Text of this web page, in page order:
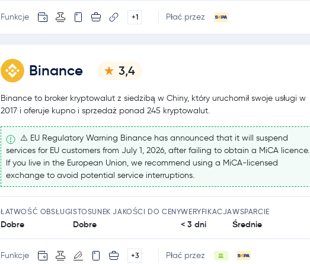
Funkcje +1 Płać przez
Binance 3,4
Binance to broker kryptowalut z siedzibą w Chiny, który uruchomił swoje usługi w
2017 i oferuje kupno i sprzedaż ponad 245 kryptowalut.
⚠️ EU Regulatory Warning Binance has announced that it will suspend
services for EU customers from July 1, 2026, after failing to obtain a MiCA licence.
If you live in the European Union, we recommend using a MiCA-licensed
exchange to avoid potential service interruptions.
ŁATWOŚĆ OBSŁUGI
Dobre
STOSUNEK JAKOŚCI DO CENY
Dobre
WERYFIKACJA
< 3 dni
WSPARCIE
Średnie
Funkcje +3 Płać przez